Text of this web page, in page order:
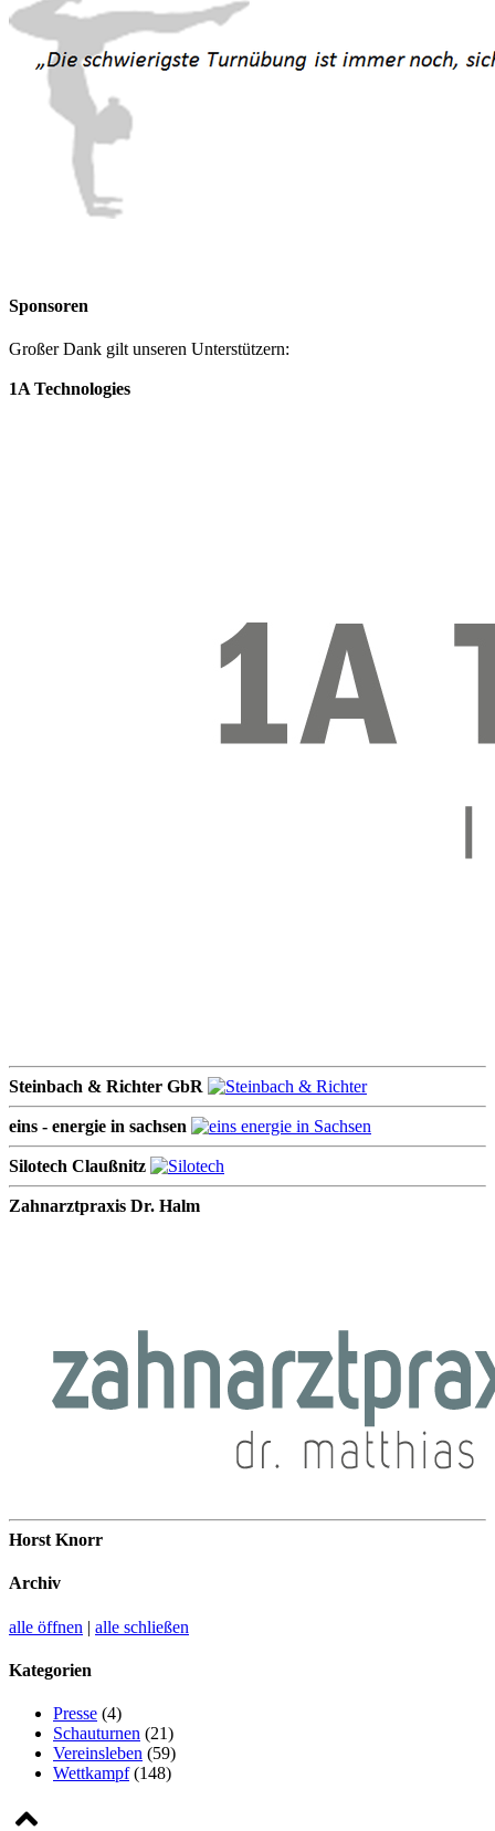
Sponsoren
Großer Dank gilt unseren Unterstützern:
1A Technologies
Steinbach & Richter GbR
eins - energie in sachsen
Silotech Claußnitz
Zahnarztpraxis Dr. Halm
Horst Knorr
Archiv
alle öffnen | alle schließen
Kategorien
Presse (4)
Schauturnen (21)
Vereinsleben (59)
Wettkampf(148)